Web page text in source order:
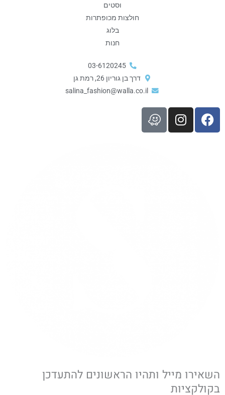
וסטים
חולצות מכופתרות
בלוג
חנות
03-6120245
דרך בן גוריון 26, רמת גן
salina_fashion@walla.co.il
F
a
c
I
n
s
השאירו מייל ותהיו הראשונים להתעדכן
בקולקציות